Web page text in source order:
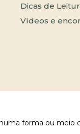
Dicas de
Vídeos e
forma ou meio